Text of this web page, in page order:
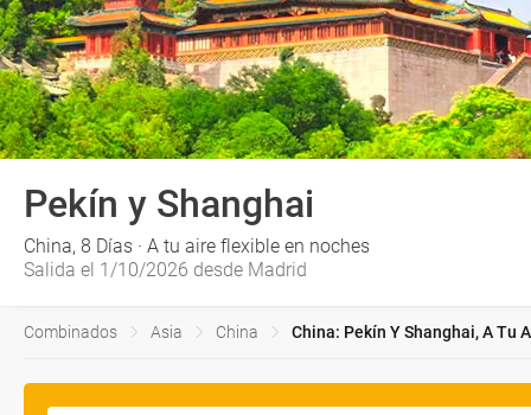
Pekín y Shanghai
China, 8 Días · A tu aire flexible en noches
Salida el 1/10/2026 desde Madrid
Combinados Asia China China: Pekín Y Shanghai, A Tu